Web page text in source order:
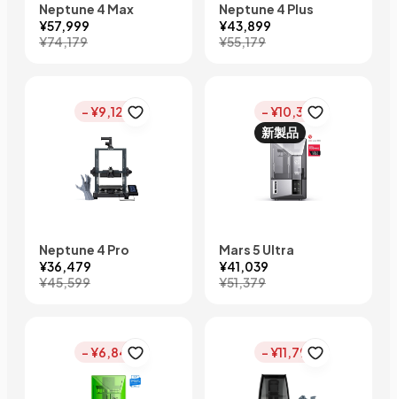
Neptune 4 Max
¥57,999
¥74,179
Neptune 4 Plus
¥43,899
¥55,179
- ¥9,120
Neptune 4 Pro
¥36,479
¥45,599
- ¥10,340
新製品
Mars 5 Ultra
¥41,039
¥51,379
- ¥6,840 - ¥11,799